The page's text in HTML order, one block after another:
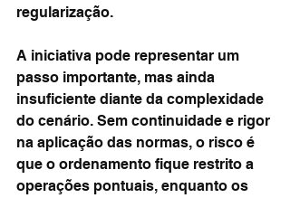
regularização.
A iniciativa pode representar um
passo importante, mas ainda
insuficiente diante da complexidade
do cenário. Sem continuidade e rigor
na aplicação das normas, o risco é
que o ordenamento fique restrito a
operações pontuais, enquanto os